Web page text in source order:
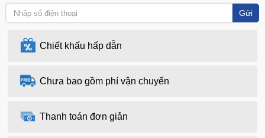
Gửi
Chiết khấu hấp dẫn
Chưa bao gồm phí vận chuyển
Thanh toán đơn giản